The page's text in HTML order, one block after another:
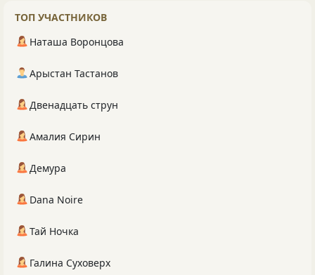
ТОП УЧАСТНИКОВ
Наташа Воронцова
Арыстан Тастанов
Двенадцать струн
Амалия Сирин
Демура
Dana Noire
Тай Ночка
Галина Суховерх